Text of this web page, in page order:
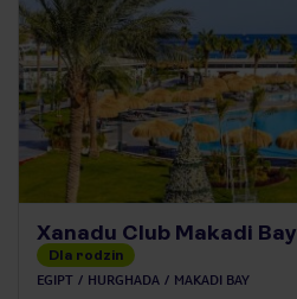
Xanadu Club Makadi Bay
Dla rodzin
EGIPT HURGHADA MAKADI BAY